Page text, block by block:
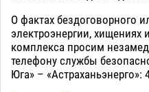
О фактах бездоговорного
электроэнергии, хищениях
комплекса просим
телефону службы
Юга» – «Астраханьэнерго»: